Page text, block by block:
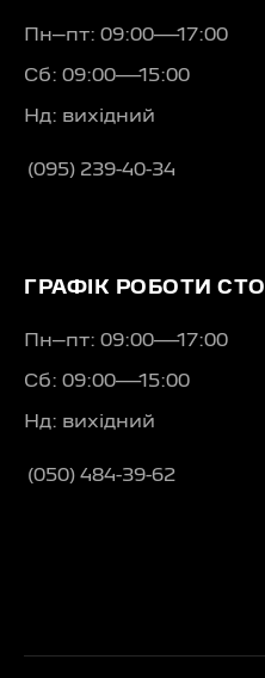
Пн–пт: 09:00—17:00
Сб: 09:00—15:00
Нд: вихідний
(095) 239-40-34
ГРАФІК РОБОТИ СТО
Пн–пт: 09:00—17:00
Сб: 09:00—15:00
Нд: вихідний
(050) 484-39-62